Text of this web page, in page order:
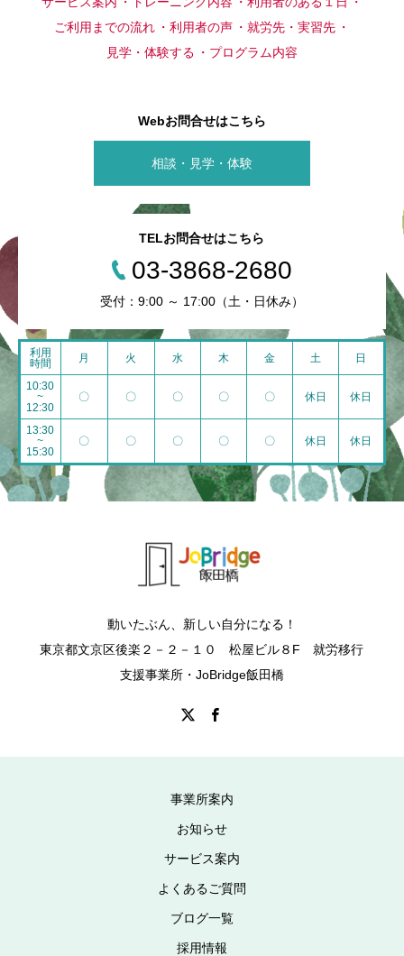
ご利用までの流れ
利用者の声
就労先・実習先
見学・体験する
プログラム内容
Webお問合せはこちら
相談・見学・体験
TELお問合せはこちら
03-3868-2680
受付：9:00 ～ 17:00（土・日休み）
利用
時間
月 火 水 木 金 土 日
10:30
~
12:30
〇 〇 〇 〇 〇 休日 休日
13:30
~
15:30
〇 〇 〇 〇 〇 休日 休日
動いたぶん、新しい自分になる！
東京都文京区後楽２－２－１０ 松屋ビル８F 就労移行
支援事業所・JoBridge飯田橋
事業所案内
お知らせ
サービス案内
よくあるご質問
ブログ一覧
採用情報